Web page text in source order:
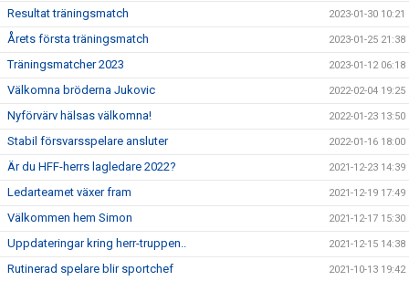
Resultat träningsmatch 2023-01-30 10:21
Årets första träningsmatch 2023-01-25 21:38
Träningsmatcher 2023 2023-01-12 06:18
Välkomna bröderna Jukovic 2022-02-04 19:25
Nyförvärv hälsas välkomna! 2022-01-23 13:50
Stabil försvarsspelare ansluter 2022-01-16 18:00
Är du HFF-herrs lagledare 2022? 2021-12-23 14:39
Ledarteamet växer fram 2021-12-19 17:49
Välkommen hem Simon 2021-12-17 15:30
Uppdateringar kring herr-truppen.. 2021-12-15 14:38
Rutinerad spelare blir sportchef 2021-10-13 19:42